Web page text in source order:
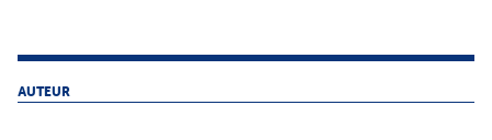
AUTEUR